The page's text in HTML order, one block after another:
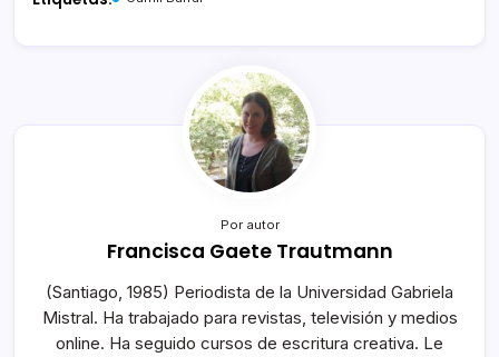
Por autor
Francisca Gaete Trautmann
(Santiago, 1985) Periodista de la Universidad Gabriela
Mistral. Ha trabajado para revistas, televisión y medios
online. Ha seguido cursos de escritura creativa. Le